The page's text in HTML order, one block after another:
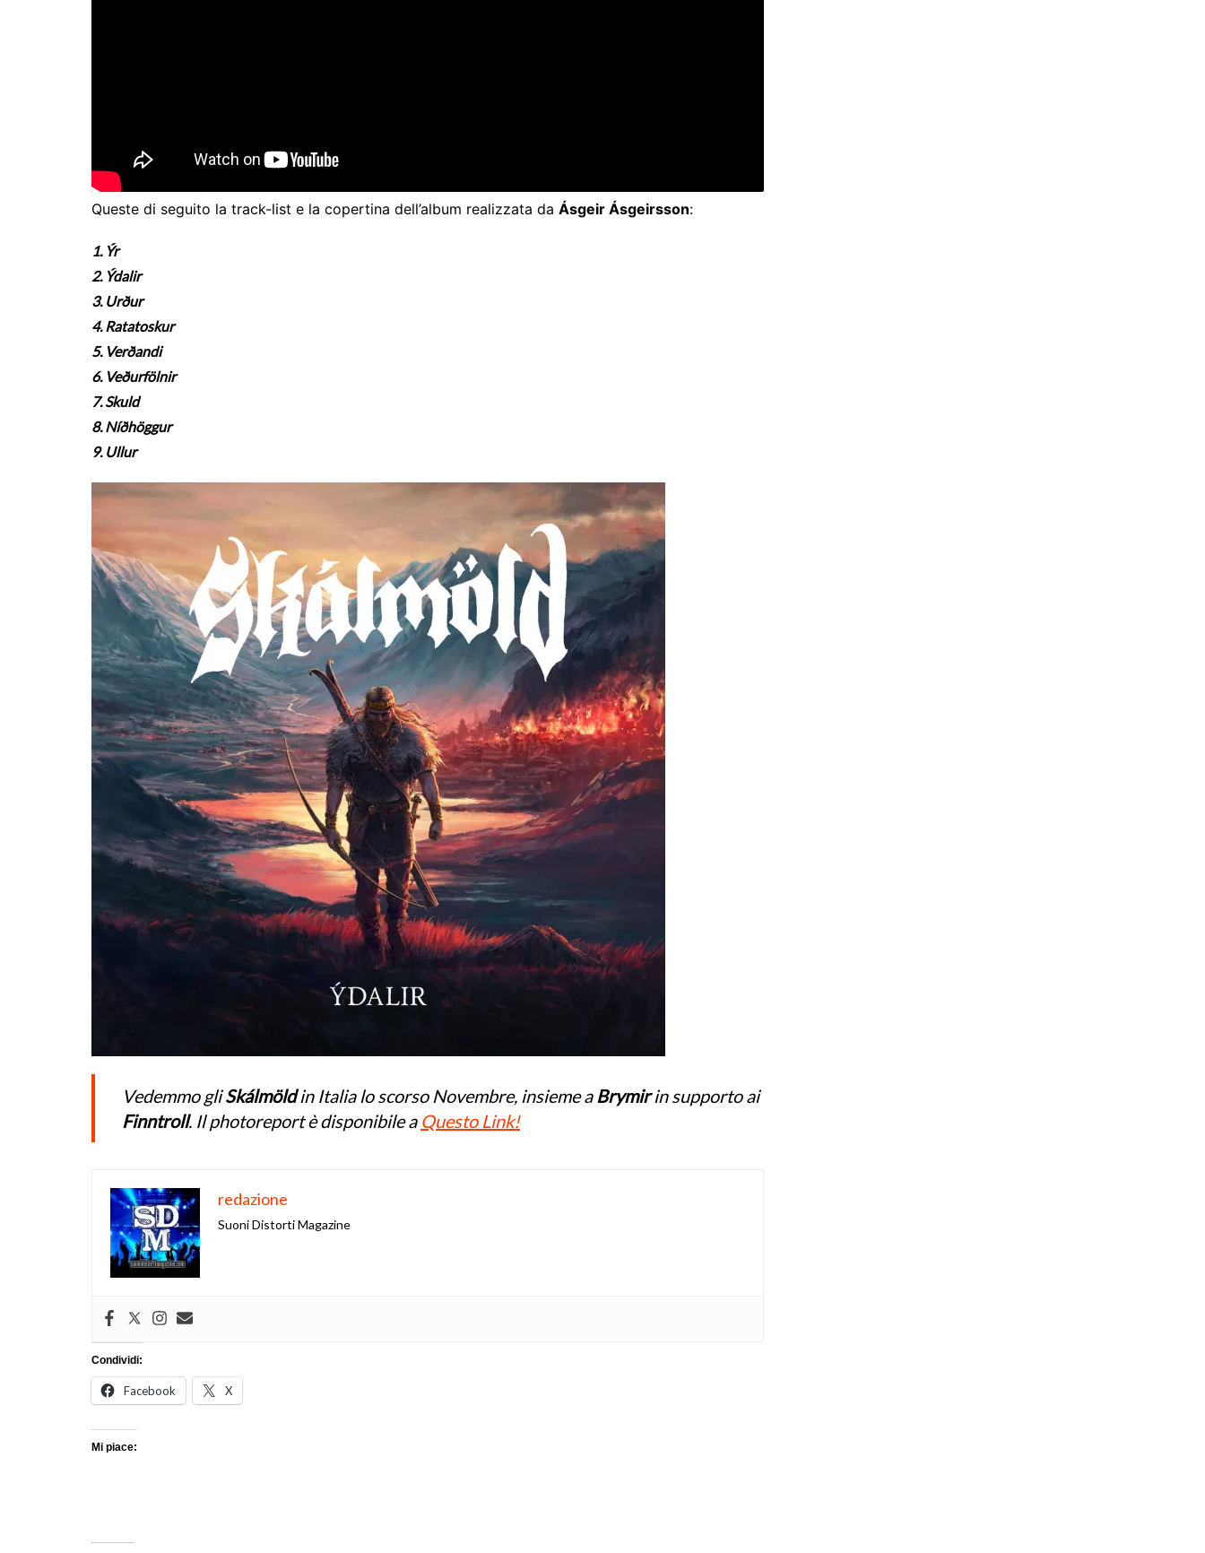
Queste di seguito la track-list e la copertina dell’album realizzata da Ásgeir Ásgeirsson:
1. Ýr
2. Ýdalir
3. Urður
4. Ratatoskur
5. Verðandi
6. Veðurfölnir
7. Skuld
8. Níðhöggur
9. Ullur
Vedemmo gliSkálmöldin Italia lo scorso Novembre, insieme a Brymirin supporto ai
Finntroll. Il photoreport è disponibile a Questo Link!
redazione
Suoni Distorti Magazine
Condividi:
Facebook X
Mi piace: